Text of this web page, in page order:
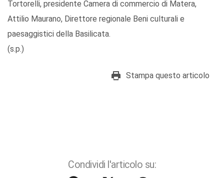
Tortorelli, presidente Camera di commercio di Matera,
Attilio Maurano, Direttore regionale Beni culturali e
paesaggistici della Basilicata.
(s.p.)
Stampa questo articolo
Condividi l'articolo su: